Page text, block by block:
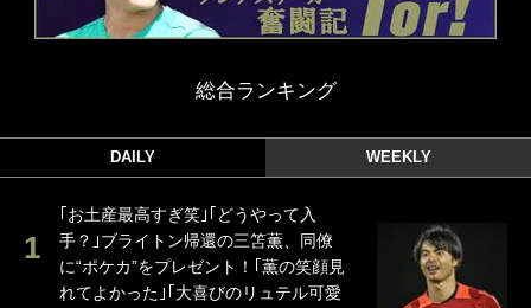
総合ランキング
DAILY WEEKLY
｢お土産最高すぎ笑｣｢どうやって入
手？｣ブライトン帰還の三笘薫、同僚
に“ポケカ”をプレゼント！｢薫の笑顔見
れてよかった｣｢大喜びのリュテル可愛